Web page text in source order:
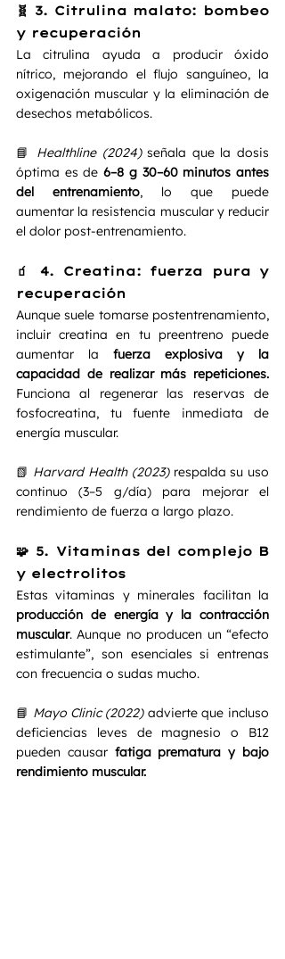
🧬 3. Citrulina malato: bombeo
y recuperación
La citrulina ayuda a producir óxido
nítrico, mejorando el flujo sanguíneo, la
oxigenación muscular y la eliminación de
desechos metabólicos.
📘 Healthline (2024) señala que la dosis
óptima es de 6–8 g 30–60 minutos antes
del entrenamiento, lo que puede
aumentar la resistencia muscular y reducir
el dolor post-entrenamiento.
🧃 4. Creatina: fuerza pura y
recuperación
Aunque suele tomarse postentrenamiento,
incluir creatina en tu preentreno puede
aumentar la fuerza explosiva y la
Funciona al regenerar las reservas de
fosfocreatina, tu fuente inmediata de
energía muscular.
📗 Harvard Health (2023) respalda su uso
continuo (3–5 g/día) para mejorar el
rendimiento de fuerza a largo plazo.
🧩 5. Vitaminas del complejo B
y electrolitos
producción de energía y la contracción
muscular. Aunque no producen un “efecto
estimulante”, son esenciales si entrenas
con frecuencia o sudas mucho.
📘 Mayo Clinic (2022) advierte que incluso
deficiencias leves de magnesio o B12
pueden causar fatiga prematura y bajo
rendimiento muscular.